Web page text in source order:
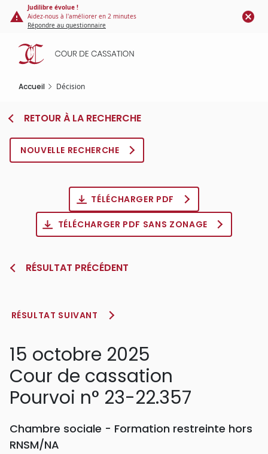
Panneau de gestion des cookies
contenu
principal
Judilibre évolue !
Aidez-nous à l'améliorer en 2 minutes
Répondre au questionnaire
Accueil Décision
RETOUR À LA RECHERCHE
NOUVELLE RECHERCHE
TÉLÉCHARGER PDF
TÉLÉCHARGER PDF SANS ZONAGE
RÉSULTAT PRÉCÉDENT
RÉSULTAT SUIVANT
15 octobre 2025
Cour de cassation
Pourvoi n° 23-22.357
Chambre sociale - Formation restreinte hors
RNSM/NA